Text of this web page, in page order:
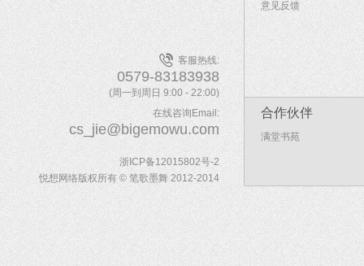
客服热线:
0579-83183938
(周一到周日 9:00 - 22:00)
在线咨询Email:
cs_jie@bigemowu.com
浙ICP备12015802号-2
悦想网络版权所有 © 笔歌墨舞 2012-2014
意见反馈
合作伙伴
满堂书苑